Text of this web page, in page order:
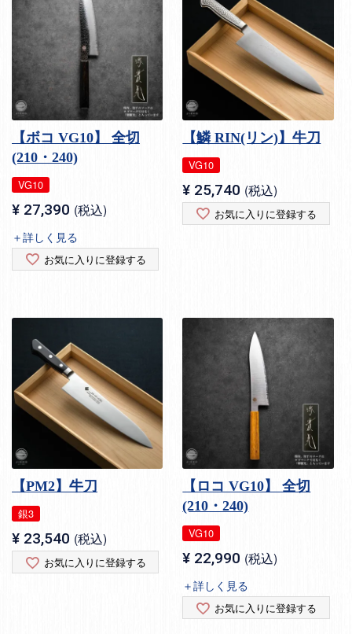
【ボコ VG10】 全切
(210・240)
VG10
¥ 27,390 税込
＋詳しく見る
お気に入りに登録する
【鱗 RIN(リン)】牛刀
VG10
¥ 25,740 税込
お気に入りに登録する
【PM2】牛刀
銀3
¥ 23,540 税込
お気に入りに登録する
【ロコ VG10】 全切
(210・240)
VG10
¥ 22,990 税込
＋詳しく見る
お気に入りに登録する